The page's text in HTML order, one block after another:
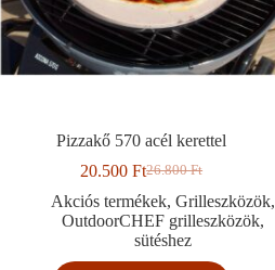
Pizzakő 570 acél kerettel
26.800Ft
Original
price
was:
26.800 Ft.
20.500FtCurrent
price
is:
20.500 Ft.
Akciós termékek,Grilleszközök,
OutdoorCHEF grilleszközök,
sütéshez